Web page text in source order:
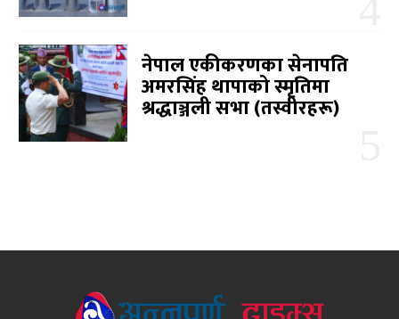
नेपाल एकीकरणका सेनापति
अमरसिंह थापाको स्मृतिमा
श्रद्धाञ्जली सभा (तस्वीरहरू)